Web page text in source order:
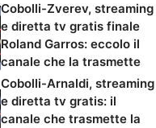
Cobolli-Zverev, streaming
e diretta tv gratis finale
Roland Garros: eccolo il
canale che la trasmette
Cobolli-Arnaldi, streaming
e diretta tv gratis: il
canale che trasmette la